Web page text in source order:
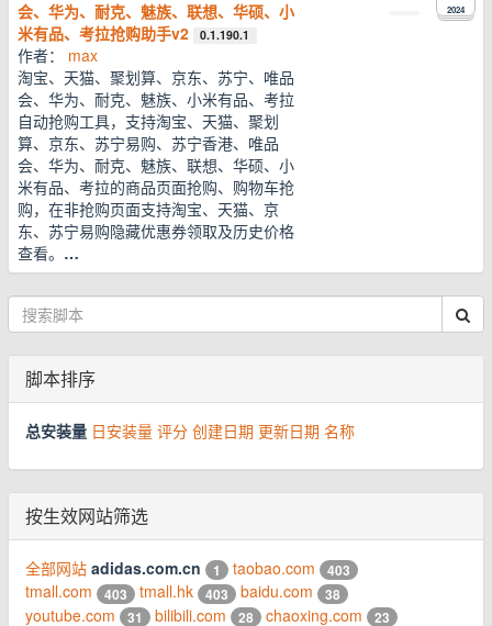
会、华为、耐克、魅族、联想、华硕、小
米有品、考拉抢购助手v2
0.1.190.1
作者： max
淘宝、天猫、聚划算、京东、苏宁、唯品
会、华为、耐克、魅族、小米有品、考拉
自动抢购工具，支持淘宝、天猫、聚划
算、京东、苏宁易购、苏宁香港、唯品
会、华为、耐克、魅族、联想、华硕、小
米有品、考拉的商品页面抢购、购物车抢
购，在非抢购页面支持淘宝、天猫、京
东、苏宁易购隐藏优惠券领取及历史价格
查看。 …
2024
脚本排序
总安装量 日安装量 评分 创建日期 更新日期 名称
按生效网站筛选
全部网站 adidas.com.cn 1 taobao.com 403
tmall.com 403 tmall.hk 403 baidu.com 38
youtube.com 31 bilibili.com 28 chaoxing.com 23